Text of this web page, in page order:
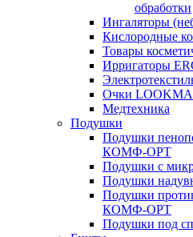
обработки
Ингаляторы
Кислородные
Товары
Ирригаторы
Очки
Медтехника
Подушки
Подушки
КОМФ-ОРТ
Подушки с
Подушки
Подушки
КОМФ-ОРТ
Подушки под